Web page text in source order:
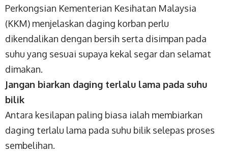
Perkongsian Kementerian Kesihatan Malaysia
(KKM) menjelaskan daging korban perlu
dikendalikan dengan bersih serta disimpan pada
suhu yang sesuai supaya kekal segar dan selamat
dimakan.
Jangan biarkan daging terlalu lama pada suhu
bilik
Antara kesilapan paling biasa ialah membiarkan
daging terlalu lama pada suhu bilik selepas proses
sembelihan.